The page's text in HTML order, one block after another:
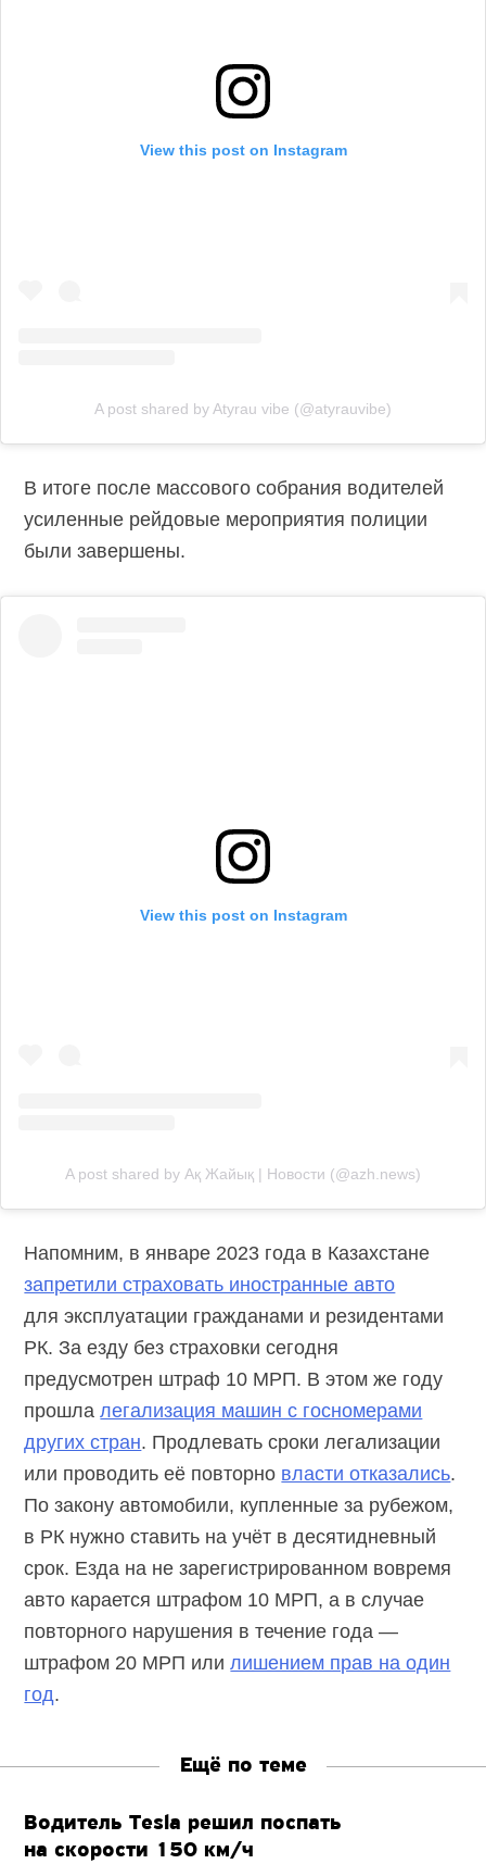
View this post on Instagram
A post shared by Atyrau vibe (@atyrauvibe)
В итоге после массового собрания водителей
усиленные рейдовые мероприятия полиции
были завершены.
View this post on Instagram
A post shared by Ақ Жайық | Новости (@azh.news)
Напомним, в январе 2023 года в Казахстане
запретили страховать иностранные авто
для эксплуатации гражданами и резидентами
РК. За езду без страховки сегодня
предусмотрен штраф 10 МРП. В этом же году
прошлалегализация машин с госномерами
других стран. Продлевать сроки легализации
или проводить её повторно власти отказались.
По закону автомобили, купленные за рубежом,
в РК нужно ставить на учёт в десятидневный
срок. Езда на не зарегистрированном вовремя
авто карается штрафом 10 МРП, а в случае
повторного нарушения в течение года —
штрафом 20 МРП илилишением прав на один
год.
Ещё по теме
Водитель Tesla решил поспать
на скорости 150 км/ч